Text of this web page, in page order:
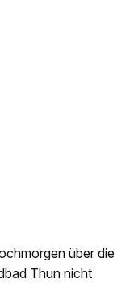
über die
Thun nicht